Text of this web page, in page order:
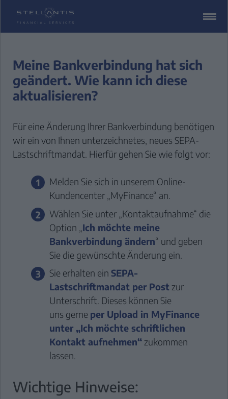
Meine Bankverbindung hat sich
geändert. Wie kann ich diese
aktualisieren?
Für eine Änderung Ihrer Bankverbindung benötigen
wir ein von Ihnen unterzeichnetes, neues SEPA-
Lastschriftmandat. Hierfür gehen Sie wie folgt vor:
Melden Sie sich in unserem Online-
Kundencenter „MyFinance“ an.
Wählen Sie unter „Kontaktaufnahme“ die
Option „ Ich möchte meine
Bankverbindung ändern“ und geben
Sie die gewünschte Änderung ein.
Sie erhalten ein SEPA-
Lastschriftmandat per Post zur
Unterschrift. Dieses können Sie
uns gerne per Upload in MyFinance
unter „Ich möchte schriftlichen
Kontakt aufnehmen“ zukommen
lassen.
Wichtige Hinweise: